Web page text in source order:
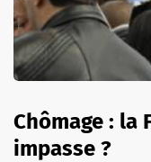
Chômage : la
impasse ?